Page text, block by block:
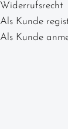
Widerrufsrecht
Als Kunde
Als Kunde